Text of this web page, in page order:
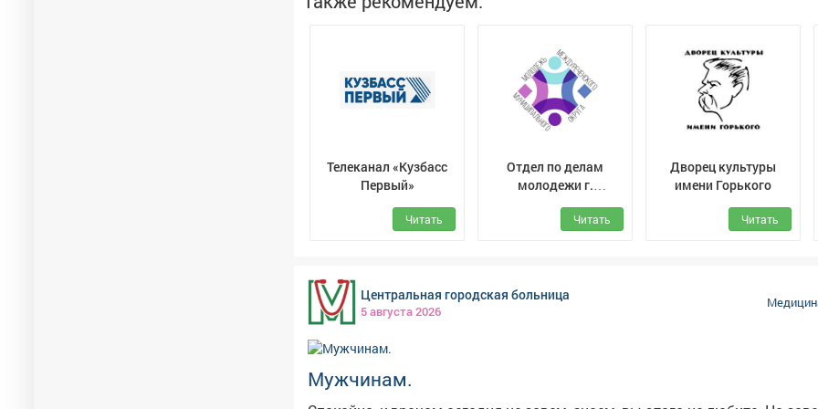
потребности, т. е. до 2650 суточных килокалорий, так как в рацион
разнообразной. Предпочтительнее готовить на пару, варить или
осторожностью вводить в рацион продукты, которые могут быть
потенциальными аллергенами для мамы и малыша: цитрусовые,
молоко и др. Также в период кормления грудью нужно полностью
рациона алкоголь, сладкие газированные напитки и соки тетра пак,
приготовленные из них», - говорит врач. Фото: freepik.com
Телеканал «Кузбасс
Первый»
Читать
Отдел по делам
молодежи г.
Междуреченск
Читать
Дворец культуры
имени Горького
Читать
Центральная городская больница
5 августа 2026
Мужчинам.